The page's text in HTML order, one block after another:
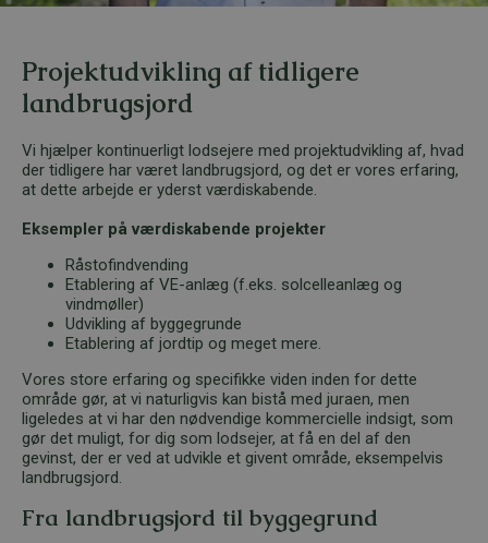
Projektudvikling af tidligere
landbrugsjord
Vi hjælper kontinuerligt lodsejere med projektudvikling af, hvad
der tidligere har været landbrugsjord, og det er vores erfaring,
at dette arbejde er yderst værdiskabende.
Eksempler på værdiskabende projekter
Råstofindvending
Etablering af VE-anlæg (f.eks. solcelleanlæg og
vindmøller)
Udvikling af byggegrunde
Etablering af jordtip og meget mere.
Vores store erfaring og specifikke viden inden for dette
område gør, at vi naturligvis kan bistå med juraen, men
ligeledes at vi har den nødvendige kommercielle indsigt, som
gør det muligt, for dig som lodsejer, at få en del af den
gevinst, der er ved at udvikle et givent område, eksempelvis
landbrugsjord.
Fra landbrugsjord til byggegrund